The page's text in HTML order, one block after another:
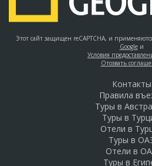
Этот сайт защищен reCAPTCHA, и
Googleи
Условия
Отозвать
Контакты
Правила
Туры в
Туры в
Отели в
Туры в
Отели в
Туры в